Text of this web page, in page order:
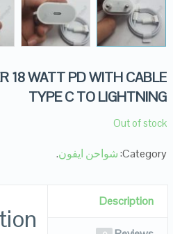
18 WATT PD WITH CABLE
TYPE C TO LIGHTNING
Out of stock
Category: شواحن ايفون.
Description